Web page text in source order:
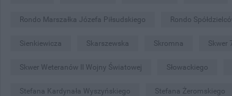
Rondo Marszałka Józefa Piłsudskiego Rondo
Sienkiewicza Skarszewska Skromna Skwer
Skwer Weteranów II Wojny Światowej Słowackiego
Stefana Kardynała Wyszyńskiego Stefana Żeromskiego